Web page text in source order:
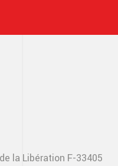
la Libération F-33405